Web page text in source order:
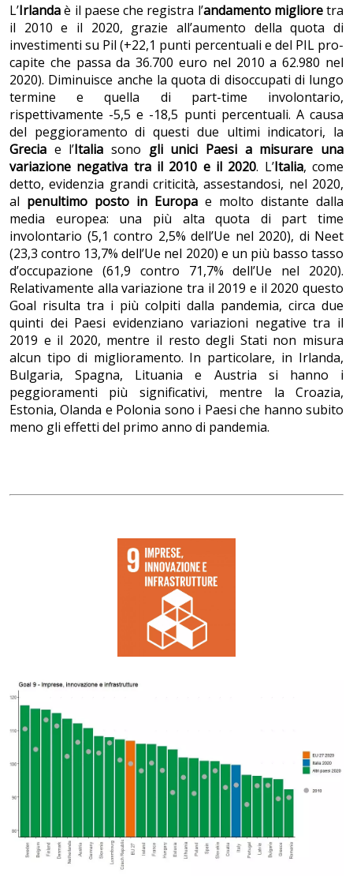
L’Irlandaè il paese che registra l’andamento miglioretra
il 2010 e il 2020, grazie all’aumento della quota di
investimenti su Pil (+22,1 punti percentuali e del PIL pro-
capite che passa da 36.700 euro nel 2010 a 62.980 nel
2020). Diminuisce anche la quota di disoccupati di lungo
termine e quella di part-time involontario,
rispettivamente -5,5 e -18,5 punti percentuali. A causa
del peggioramento di questi due ultimi indicatori, la
Grecia e l’Italia sono gli unici Paesi a misurare una
variazione negativa tra il 2010 e il 2020. L’Italia, come
detto, evidenzia grandi criticità, assestandosi, nel 2020,
al penultimo posto in Europa e molto distante dalla
media europea: una più alta quota di part time
involontario (5,1 contro 2,5% dell’Ue nel 2020), di Neet
(23,3 contro 13,7% dell’Ue nel 2020) e un più basso tasso
d’occupazione (61,9 contro 71,7% dell’Ue nel 2020).
Relativamente alla variazione tra il 2019 e il 2020 questo
Goal risulta tra i più colpiti dalla pandemia, circa due
quinti dei Paesi evidenziano variazioni negative tra il
2019 e il 2020, mentre il resto degli Stati non misura
alcun tipo di miglioramento. In particolare, in Irlanda,
Bulgaria, Spagna, Lituania e Austria si hanno i
peggioramenti più significativi, mentre la Croazia,
Estonia, Olanda e Polonia sono i Paesi che hanno subito
meno gli effetti del primo anno di pandemia.